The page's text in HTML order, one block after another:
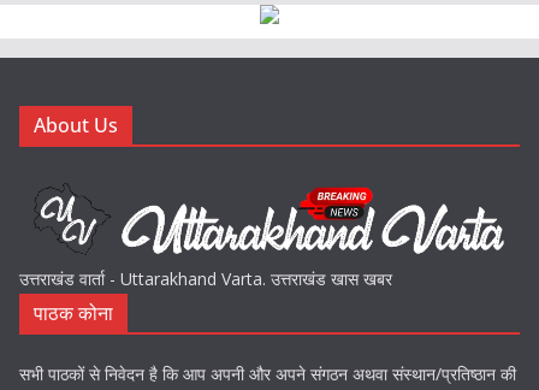
About Us
उत्तराखंड वार्ता - Uttarakhand Varta. उत्तराखंड खास खबर
पाठक कोना
सभी पाठकों से निवेदन है कि आप अपनी और अपने संगठन अथवा संस्थान/प्रतिष्ठान की